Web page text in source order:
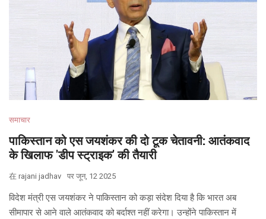
समाचार
पाकिस्तान को एस जयशंकर की दो टूक चेतावनी: आतंकवाद
के खिलाफ 'डीप स्ट्राइक' की तैयारी
在 rajani jadhav पर जून, 12 2025
विदेश मंत्री एस जयशंकर ने पाकिस्तान को कड़ा संदेश दिया है कि भारत अब
सीमापार से आने वाले आतंकवाद को बर्दाश्त नहीं करेगा। उन्होंने पाकिस्तान में